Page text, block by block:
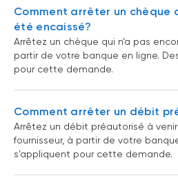
Comment arrêter un chèque
été encaissé?
Arrêtez un chèque qui n’a pas
partir de votre banque en ligne.
pour cette demande.
Comment arrêter un débit
Arrêtez un débit préautorisé à
fournisseur, à partir de votre
s’appliquent pour cette demande.